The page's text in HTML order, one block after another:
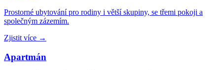
Prostorné ubytování pro rodiny i větší skupiny, se třemi pokoji a
společným zázemím.
Zjistit více →
Apartmán